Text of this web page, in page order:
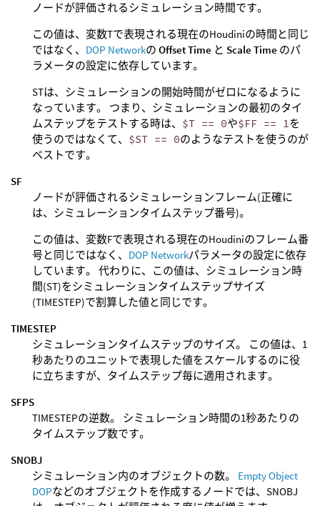
ノードが評価されるシミュレーション時間です。
この値は、変数Tで表現される現在のHoudiniの時間と同じ
ではなく、 DOP Networkの Offset Time と Scale Time のパ
ラメータの設定に依存しています。
STは、シミュレーションの開始時間がゼロになるように
なっています。 つまり、シミュレーションの最初のタイ
ムステップをテストする時は、 $T == 0や$FF == 1を
使うのではなくて、 $ST == 0のようなテストを使うのが
ベストです。
SF
ノードが評価されるシミュレーションフレーム(正確に
は、シミュレーションタイムステップ番号)。
この値は、変数Fで表現される現在のHoudiniのフレーム番
号と同じではなく、 DOP Networkパラメータの設定に依存
しています。 代わりに、この値は、シミュレーション時
間(ST)をシミュレーションタイムステップサイズ
(TIMESTEP)で割算した値と同じです。
TIMESTEP
シミュレーションタイムステップのサイズ。 この値は、1
秒あたりのユニットで表現した値をスケールするのに役
に立ちますが、タイムステップ毎に適用されます。
SFPS
TIMESTEPの逆数。 シミュレーション時間の1秒あたりの
タイムステップ数です。
SNOBJ
シミュレーション内のオブジェクトの数。 Empty Object
DOPなどのオブジェクトを作成するノードでは、SNOBJ